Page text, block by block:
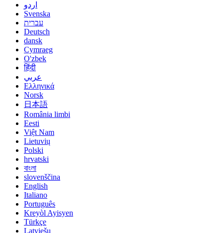
اردو
Svenska
עברית
Deutsch
dansk
Cymraeg
O'zbek
हिंदी
عربي
Ελληνικά
Norsk
日本語
România limbi
Eesti
Việt Nam
Lietuvių
Polski
hrvatski
বাংলা
slovenščina
English
Italiano
Português
Kreyòl Ayisyen
Türkçe
Latviešu